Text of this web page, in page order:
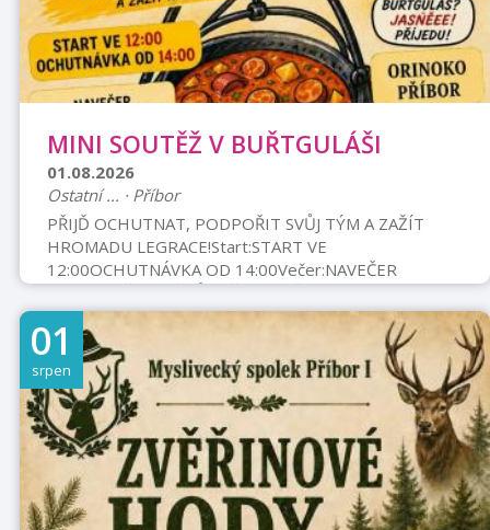
MINI SOUTĚŽ V BUŘTGULÁŠI
01.08.2026
Ostatní ... · Příbor
PŘIJĎ OCHUTNAT, PODPOŘIT SVŮJ TÝM A ZAŽÍT
HROMADU LEGRACE!Start:START VE
12:00OCHUTNÁVKA OD 14:00Večer:NAVEČER
OPEKÁNÍ ŠPEKÁČKŮBUŘTGULÁŠ?
JASNĚĚE!PŘIJEDU!ORINOKO PŘÍBOR1. 8.
2026Cena:CENA DEGUSTAČNÍ PORCE55 KčUVAŘ
NEJLEPŠÍ BUŘTGULÁŠ A STAŇ SE
LEGENDOU!Informace pro soutěžícíREGISTRACE DO
26. 7. 2026 U PANÍ SKŘIVÁNKOVÉTEL. 731 442
724SOUTĚŽIT BUDE 5 TÝMŮ (2–4 LIDÉ)KAŽDÝ TÝM
BUDE MÍT K DISPOZICI VEŠKERÉ VYBAVENÍ(KOTLÍK,
NŮŽ, NABĚRAČKA, PRKÉNKO, BUŘTY, BRAMBORY,
CIBULI, ČESNEK, SÁDLO, SŮL A PEPŘ)KAŽ ...
01
srpen